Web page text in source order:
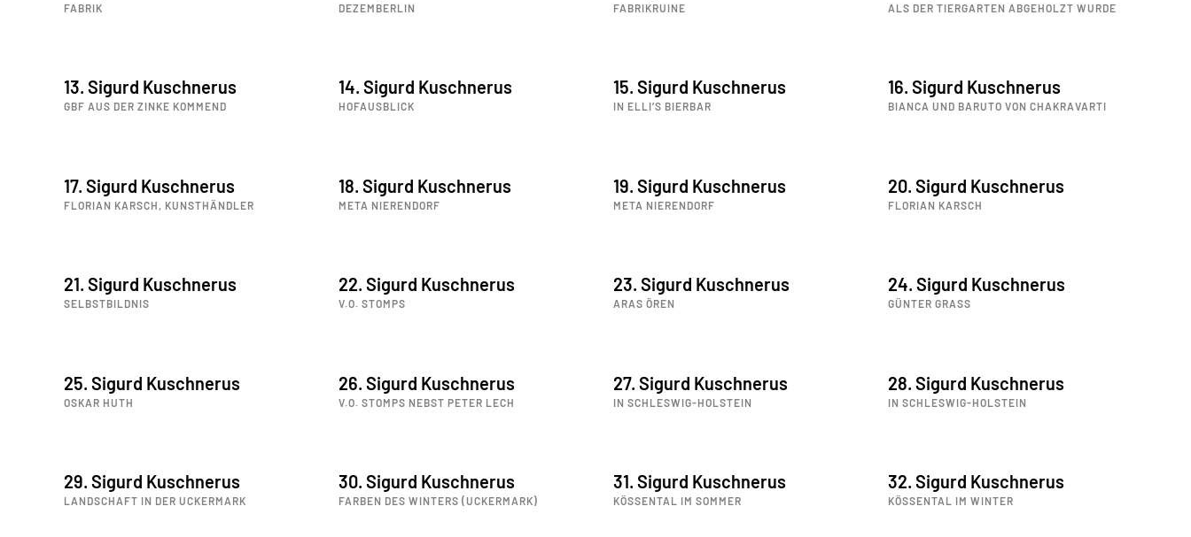
FABRIK DEZEMBERLIN FABRIKRUINE ALS DER TIERGARTEN ABGEHOLZT WURDE
13. Sigurd Kuschnerus
GBF AUS DER ZINKE KOMMEND
14. Sigurd Kuschnerus
HOFAUSBLICK
15. Sigurd Kuschnerus
IN ELLI’S BIERBAR
16. Sigurd Kuschnerus
BIANCA UND BARUTO VON CHAKRAVARTI
17. Sigurd Kuschnerus
FLORIAN KARSCH, KUNSTHÄNDLER
18. Sigurd Kuschnerus
META NIERENDORF
19. Sigurd Kuschnerus
META NIERENDORF
20. Sigurd Kuschnerus
FLORIAN KARSCH
21. Sigurd Kuschnerus
SELBSTBILDNIS
22. Sigurd Kuschnerus
V.O. STOMPS
23. Sigurd Kuschnerus
ARAS ÖREN
24. Sigurd Kuschnerus
GÜNTER GRASS
25. Sigurd Kuschnerus
OSKAR HUTH
26. Sigurd Kuschnerus
V.O. STOMPS NEBST PETER LECH
27. Sigurd Kuschnerus
IN SCHLESWIG-HOLSTEIN
28. Sigurd Kuschnerus
IN SCHLESWIG-HOLSTEIN
29. Sigurd Kuschnerus
LANDSCHAFT IN DER UCKERMARK
30. Sigurd Kuschnerus
FARBEN DES WINTERS (UCKERMARK)
31. Sigurd Kuschnerus
KÖSSENTAL IM SOMMER
32. Sigurd Kuschnerus
KÖSSENTAL IM WINTER